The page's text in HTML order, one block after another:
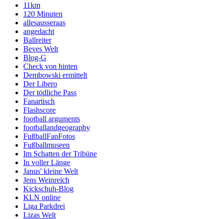
11km
120 Minuten
allesausseraas
angedacht
Ballreiter
Beves Welt
Blog-G
Check von hinten
Dembowski ermittelt
Der Libero
Der tödliche Pass
Fanartisch
Flashscore
football arguments
footballandgeography
FußballFanFotos
Fußballmuseen
Im Schatten der Tribüne
In voller Länge
Janus' kleine Welt
Jens Weinreich
Kickschuh-Blog
KLN online
Liga Parkdrei
Lizas Welt